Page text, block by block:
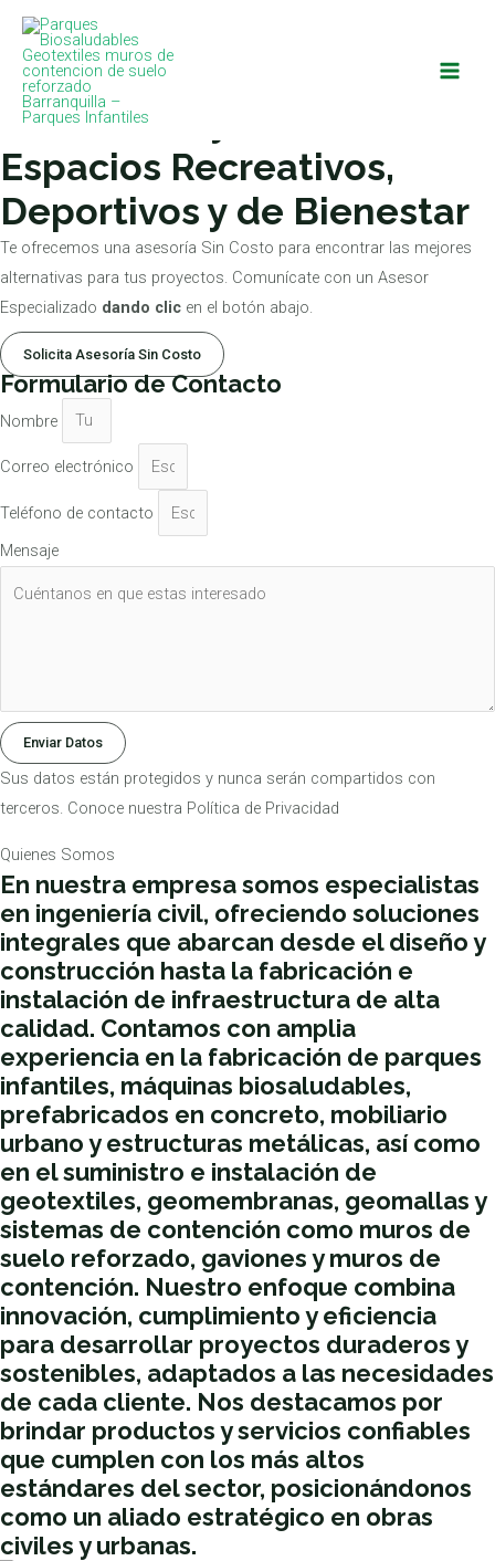
contenido
Bienvenidos a Zona Verde Ingeniería SAS
Diseñamos y Creamos
Espacios Recreativos,
Deportivos y de Bienestar
Te ofrecemos una asesoría Sin Costo para encontrar las mejores
alternativas para tus proyectos. Comunícate con un Asesor
Especializado dando clic en el botón abajo.
Solicita Asesoría Sin Costo
Formulario de Contacto
Nombre
Correo electrónico
Teléfono de contacto
Mensaje
Enviar Datos
Sus datos están protegidos y nunca serán compartidos con
terceros. Conoce nuestra Política de Privacidad
Quienes Somos
En nuestra empresa somos especialistas
en ingeniería civil, ofreciendo soluciones
integrales que abarcan desde el diseño y
construcción hasta la fabricación e
instalación de infraestructura de alta
calidad. Contamos con amplia
experiencia en la fabricación de parques
infantiles, máquinas biosaludables,
prefabricados en concreto, mobiliario
urbano y estructuras metálicas, así como
en el suministro e instalación de
geotextiles, geomembranas, geomallas y
sistemas de contención como muros de
suelo reforzado, gaviones y muros de
contención. Nuestro enfoque combina
innovación, cumplimiento y eficiencia
para desarrollar proyectos duraderos y
sostenibles, adaptados a las necesidades
de cada cliente. Nos destacamos por
brindar productos y servicios confiables
que cumplen con los más altos
estándares del sector, posicionándonos
como un aliado estratégico en obras
civiles y urbanas.